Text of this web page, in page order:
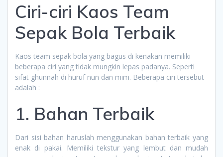
Ciri-ciri Kaos Team
Sepak Bola Terbaik
Kaos team sepak bola yang bagus di kenakan memiliki
beberapa ciri yang tidak mungkin lepas padanya. Seperti
sifat ghunnah di huruf nun dan mim. Beberapa ciri tersebut
adalah :
1. Bahan Terbaik
Dari sisi bahan haruslah menggunakan bahan terbaik yang
enak di pakai. Memiliki tekstur yang lembut dan mudah